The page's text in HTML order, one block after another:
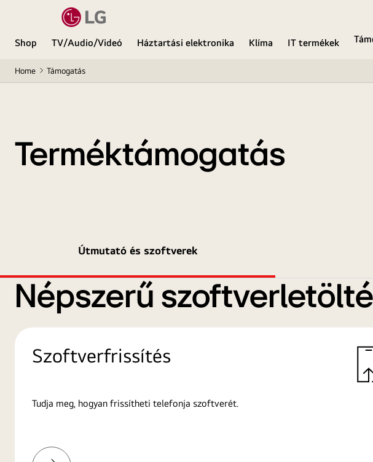
Shop TV/Audio/Videó Háztartási elektronika Klíma IT termékek
Home Támogatás
Terméktámogatás
Útmutató és szoftverek
Népszerű
Szoftverfrissítés
Tudja meg, hogyan frissítheti telefonja szoftverét.
További